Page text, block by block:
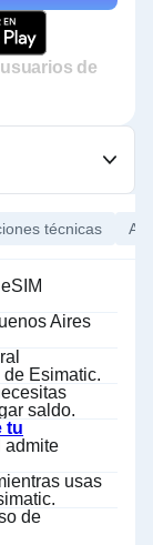
de
técnicas
Aires
Esimatic.
saldo.
tu
admite
usas
de